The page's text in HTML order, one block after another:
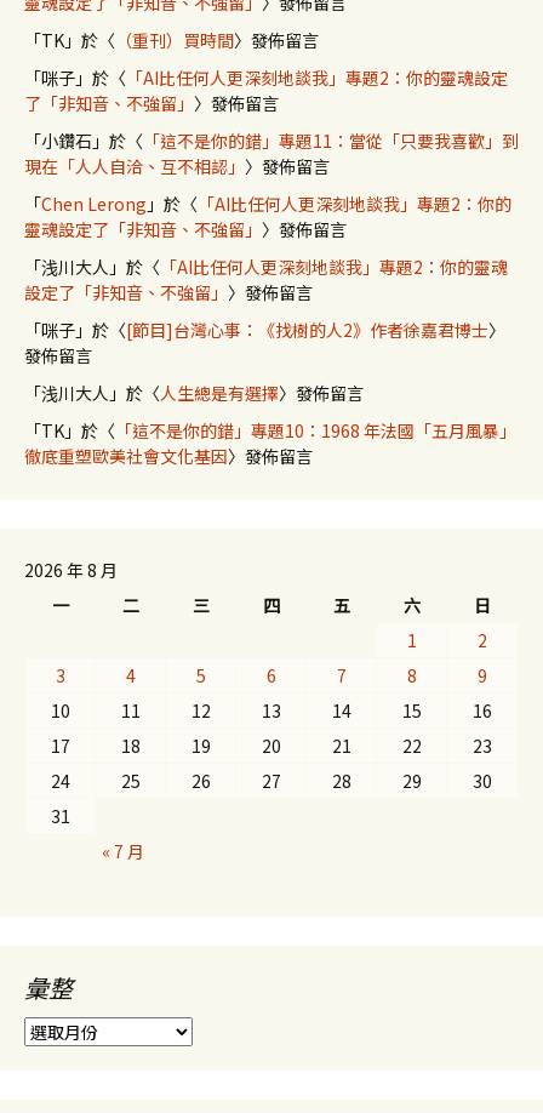
「TK」於〈 （重刊）買時間〉發佈留言
「咪子 」於〈 「AI比任何人更深刻地談我」專題2：你的靈魂設定
了「非知音、不強留」 〉發佈留言
「小鑽石 」於〈 「這不是你的錯」專題11：當從「只要我喜歡」到
現在「人人自洽、互不相認」 〉發佈留言
「Chen Lerong 」於〈 「AI比任何人更深刻地談我」專題2：你的
靈魂設定了「非知音、不強留」 〉發佈留言
「浅川大人 」於〈 「AI比任何人更深刻地談我」專題2：你的靈魂
設定了「非知音、不強留」 〉發佈留言
「咪子 」於〈[節目]台灣心事：《找樹的人2》作者徐嘉君博士〉
發佈留言
「浅川大人 」於〈人生總是有選擇〉發佈留言
「TK」於〈 「這不是你的錯」專題10：1968 年法國「五月風暴」
徹底重塑歐美社會文化基因〉發佈留言
2026 年 8 月
一
二 三 四 五 六
日
1
2
3
4 5 6 7 8
9
10
11 12 13 14 15
16
17
18 19 20 21 22
23
24
25 26 27 28 29
30
31
« 7 月
彙整
彙
整